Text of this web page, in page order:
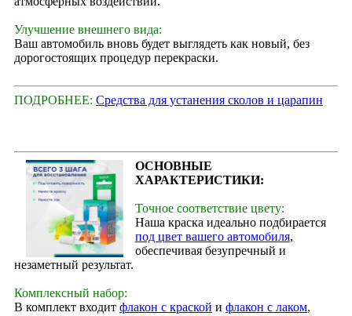
Улучшение внешнего вида:
Ваш автомобиль вновь будет выглядеть как новый, без
дорогостоящих процедур перекраски.
ПОДРОБНЕЕ: Средства для устанения сколов и царапин
ОСНОВНЫЕ
ХАРАКТЕРИСТИКИ:
Точное соответствие цвету:
Наша краска идеально подбирается
под цвет вашего автомобиля,
обеспечивая безупречный и
незаметный результат.
Комплексный набор:
В комплект входит флакон с краской и флакон с лаком,